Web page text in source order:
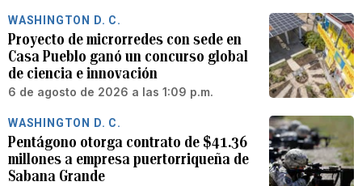
WASHINGTON D. C.
Proyecto de microrredes con sede en
Casa Pueblo ganó un concurso global
de ciencia e innovación
6 de agosto de 2026 a las 1:09 p.m.
WASHINGTON D. C.
Pentágono otorga contrato de $41.36
millones a empresa puertorriqueña de
Sabana Grande